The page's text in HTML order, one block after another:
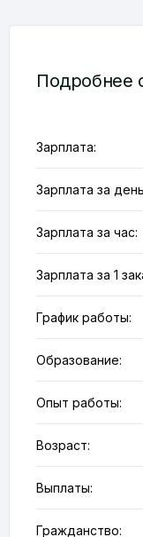
Подробнее
Зарплата:
Зарплата за
Зарплата за час:
Зарплата за 1
График работы:
Образование:
Опыт работы:
Возраст:
Выплаты:
Гражданство: